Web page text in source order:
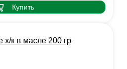
Купить